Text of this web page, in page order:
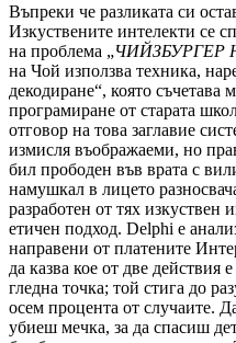
Въпреки че разликата си
Изкуствените интелекти се
на проблема „
на Чой използва техника,
декодиране“, която
програмиране от старата
отговор на това заглавие
измисля въображаеми, но
бил прободен във врата с
намушкал в лицето
разработен от тях изкуствен
етичен подход. Delphi е
направени от платените
да казва кое от две
гледна точка; той стига до
осем процента от случаите.
убиеш мечка, за да спасиш